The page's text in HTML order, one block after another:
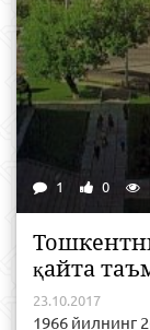
1 0
қайта
23.10.2017
1966 йилнинг